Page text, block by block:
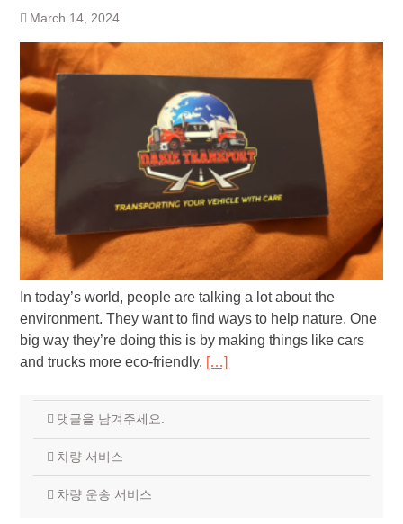
March 14, 2024
In today’s world, people are talking a lot about the
environment. They want to find ways to help nature. One
big way they’re doing this is by making things like cars
and trucks more eco-friendly. […]
댓글을 남겨주세요.
차량 서비스
차량 운송 서비스